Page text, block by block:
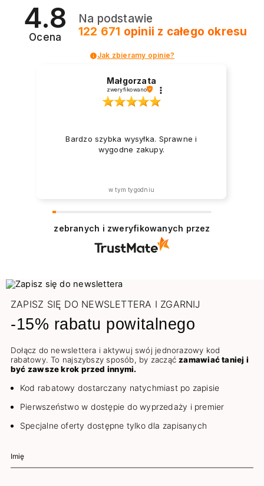
2026? Znajdź inspirację dla swojego manicure!
4.8
Ocena
Na podstawie
122 671 opinii z całego okresu
Jak zbieramy opinie?
Małgorzata
zweryfikowano
Bardzo szybka wysyłka. Sprawne i
wygodne zakupy.
w tym tygodniu
zebranych i zweryfikowanych przez
ZAPISZ SIĘ DO NEWSLETTERA I ZGARNIJ
-15% rabatu powitalnego
Dołącz do newslettera i aktywuj swój jednorazowy kod
rabatowy. To najszybszy sposób, by zacząćzamawiać taniej i
być zawsze krok przed innymi.
Kod rabatowy dostarczany natychmiast po zapisie
Pierwszeństwo w dostępie do wyprzedaży i premier
Specjalne oferty dostępne tylko dla zapisanych